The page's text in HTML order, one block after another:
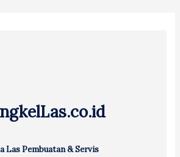
Las Pembuatan & Servis